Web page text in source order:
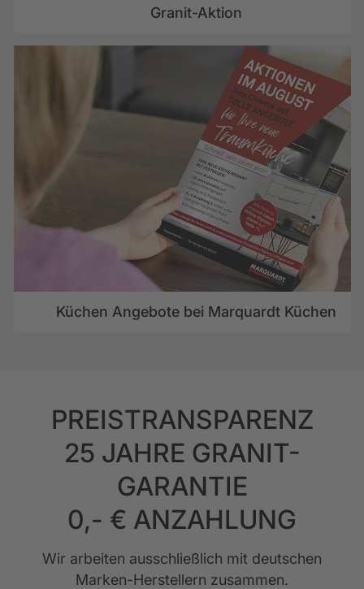
Granit-Aktion
Küchen Angebote bei Marquardt Küchen
PREISTRANSPARENZ
25 JAHRE GRANIT-
GARANTIE
0,- € ANZAHLUNG
Wir arbeiten ausschließlich mit deutschen
Marken-Herstellern zusammen.